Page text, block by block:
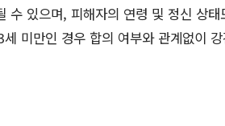
수 있으며, 피해자의 연령 및 정신 상
미만인 경우 합의 여부와 관계없이